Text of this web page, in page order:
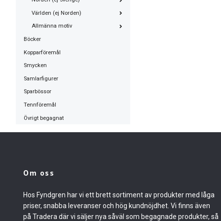
Världen (ej Norden)
Allmänna motiv
Böcker
Kopparföremål
Smycken
Samlarfigurer
Sparbössor
Tennföremål
Övrigt begagnat
Om oss
Hos Fyndgren har vi ett brett sortiment av produkter med låga
priser, snabba leveranser och hög kundnöjdhet. Vi finns även
på Tradera där vi säljer nya såväl som begagnade produkter, så